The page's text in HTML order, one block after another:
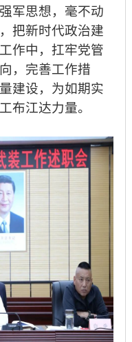
军思想，毫不动
把新时代政治建
作中，扛牢党管
，完善工作措
建设，为如期实
布江达力量。